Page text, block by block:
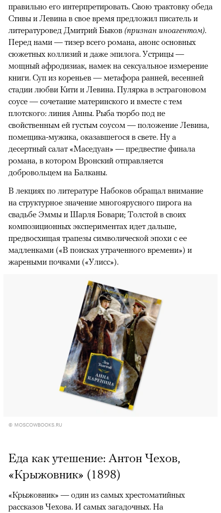
правильно его интерпретировать. Свою трактовку обеда
Стивы и Левина в свое время предложил писатель и
литературовед Дмитрий Быков (признан иноагентом).
Перед нами — тизер всего романа, анонс основных
сюжетных коллизий и даже эпилога. Устрицы —
мощный афродизиак, намек на сексуальное измерение
книги. Суп из кореньев — метафора ранней, весенней
стадии любви Кити и Левина. Пулярка в эстрагоновом
соусе — сочетание материнского и вместе с тем
плотского: линия Анны. Рыба тюрбо под не
свойственным ей густым соусом — положение Левина,
помещика-мужика, оказавшегося в свете. Ну а
десертный салат «Маседуан» — предвестие финала
романа, в котором Вронский отправляется
добровольцем на Балканы.
В лекциях по литературе Набоков обращал внимание
на структурное значение многоярусного пирога на
свадьбе Эммы и Шарля Бовари; Толстой в своих
композиционных экспериментах идет дальше,
предвосхищая трапезы символической эпохи с ее
мадленками («В поисках утраченного времени») и
жареными почками («Улисс»).
© MOSCOWBOOKS.RU
Еда как утешение: Антон Чехов,
«Крыжовник» (1898)
«Крыжовник» — один из самых хрестоматийных
рассказов Чехова. И самых загадочных. На